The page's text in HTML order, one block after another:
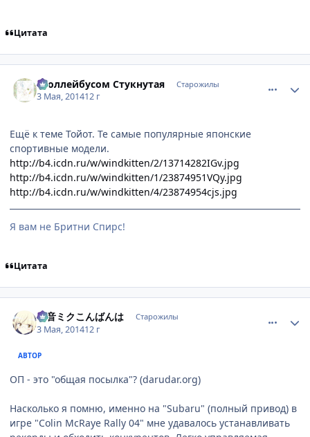
Цитата
Троллейбусом Стукнутая Старожилы
3 Мая, 201412 г
Ещё к теме Тойот. Те самые популярные японские
спортивные модели.
http://b4.icdn.ru/w/windkitten/2/13714282IGv.jpg
http://b4.icdn.ru/w/windkitten/1/23874951VQy.jpg
http://b4.icdn.ru/w/windkitten/4/23874954cjs.jpg
Я вам не Бритни Спирс!
Цитата
初音ミクこんばんは Старожилы
3 Мая, 201412 г
АВТОР
ОП - это "общая посылка"? (darudar.org)
Насколько я помню, именно на "Subaru" (полный привод) в
игре "Colin McRaye Rally 04" мне удавалось устанавливать